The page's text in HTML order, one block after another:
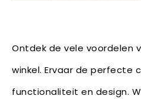
Ontdek de vele voordelen
winkel. Ervaar de perfecte
functionaliteit en design.